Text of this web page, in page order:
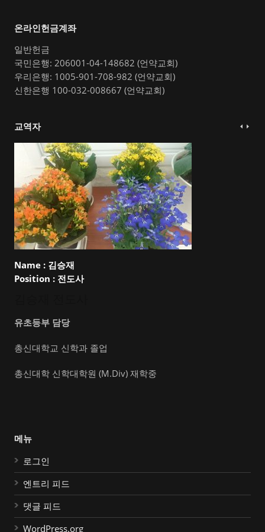
온라인헌금계좌
일반헌금
국민은행: 206001-04-148682 (언약교회)
우리은행: 1005-901-708-982 (언약교회)
신한은행 100-032-008667 (언약교회)
교역자
Name : 김승재
Position : 전도사
유초등부 담당
총신대학교 신학과 졸업
총신대학 신학대학원 (M.Div) 재학중
메뉴
로그인
엔트리 피드
댓글 피드
WordPress.org